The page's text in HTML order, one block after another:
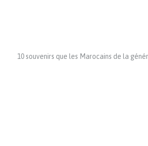
10 souvenirs que les Marocains de la